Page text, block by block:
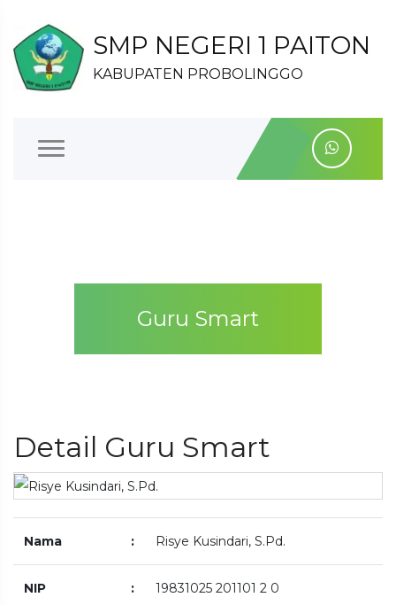
SMP NEGERI 1 PAITON
KABUPATEN PROBOLINGGO
Guru Smart
Detail Guru Smart
Nama : Risye Kusindari, S.Pd.
NIP : 19831025 201101 2 0